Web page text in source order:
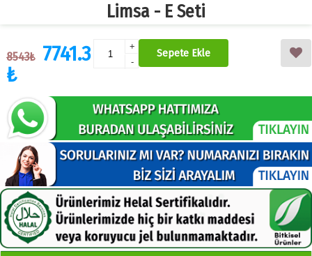
Limsa - E Seti
8543₺ 7741.3
₺
+
-
Sepete Ekle